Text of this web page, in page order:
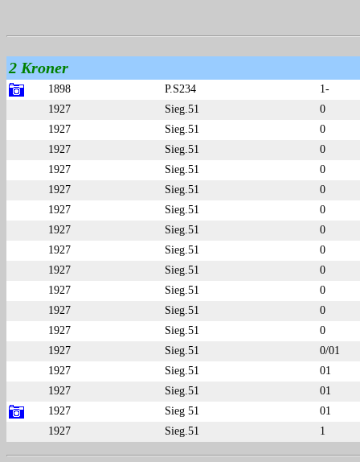
2 Kroner
1898 P.S234
1-
1927
Sieg.51
0
1927
Sieg.51
0
1927
Sieg.51
0
1927
Sieg.51
0
1927
Sieg.51
0
1927
Sieg.51
0
1927
Sieg.51
0
1927
Sieg.51
0
1927
Sieg.51
0
1927
Sieg.51
0
1927
Sieg.51
0
1927
Sieg.51
0
1927
Sieg.51
0/01
1927
Sieg.51
01
1927
Sieg.51
01
1927
Sieg 51
01
1927
Sieg.51 1